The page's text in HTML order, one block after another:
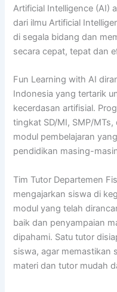
Artificial Intelligence (AI)
dari ilmu Artificial
di segala bidang dan
secara cepat, tepat dan
Fun Learning with AI
Indonesia yang tertarik
kecerdasan artifisial.
tingkat SD/MI, SMP/
modul pembelajaran
pendidikan masing-
Tim Tutor Departemen
mengajarkan siswa di
modul yang telah
baik dan penyampaian
dipahami. Satu tutor
siswa, agar memastikan
materi dan tutor mudah